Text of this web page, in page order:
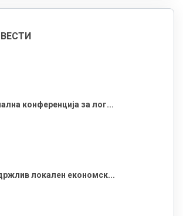
конференција за лог...
локален економск...